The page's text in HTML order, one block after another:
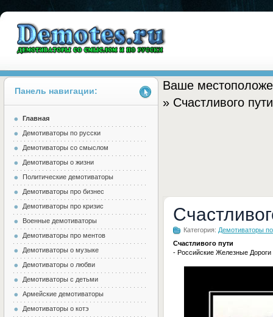
Demotes.ru
Ваше
» Счастливого пути
Категория: Демотиваторы
Счастливого пути
- Российские Железные Дороги
Панель навигации:
Главная
Демотиваторы по русски
Демотиваторы со смыслом
Демотиваторы о жизни
Политические демотиваторы
Демотиваторы про бизнес
Демотиваторы про кризис
Военные демотиваторы
Демотиваторы про ментов
Демотиваторы о музыке
Демотиваторы о любви
Демотиваторы с детьми
Армейские демотиваторы
Демотиваторы о котэ